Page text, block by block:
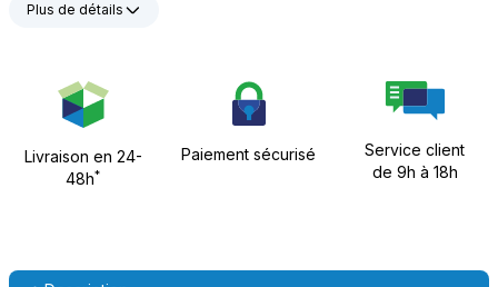
Plus de détails
Livraison en 24-
48h*
Paiement sécurisé
Service client
de 9h à 18h